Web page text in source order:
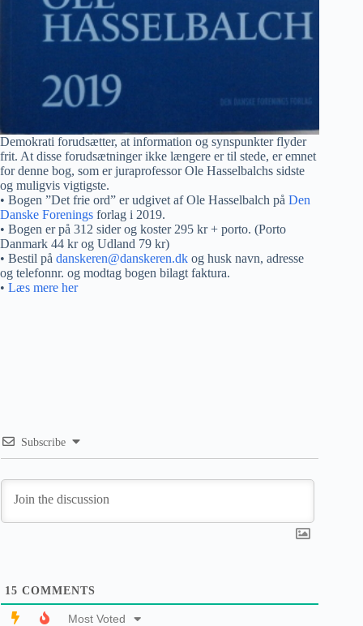
Demokrati forudsætter, at information og synspunkter flyder
frit. At disse forudsætninger ikke længere er til stede, er emnet
for denne bog, som er juraprofessor Ole Hasselbalchs sidste
og muligvis vigtigste.
• Bogen ”Det frie ord” er udgivet af Ole Hasselbalch på Den
Danske Forenings forlag i 2019.
• Bogen er på 312 sider og koster 295 kr + porto. (Porto
Danmark 44 kr og Udland 79 kr)
• Bestil på danskeren@danskeren.dk og husk navn, adresse
og telefonnr. og modtag bogen bilagt faktura.
• Læs mere her
Subscribe
15 COMMENTS
Most Voted